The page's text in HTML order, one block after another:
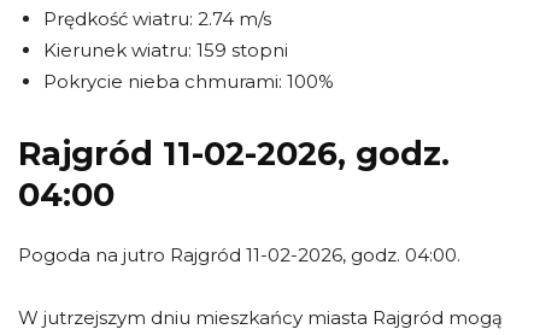
Prędkość wiatru: 2.74 m/s
Kierunek wiatru: 159 stopni
Pokrycie nieba chmurami: 100%
Rajgród 11-02-2026, godz.
04:00
Pogoda na jutro Rajgród 11-02-2026, godz. 04:00.
W jutrzejszym dniu mieszkańcy miasta Rajgród mogą